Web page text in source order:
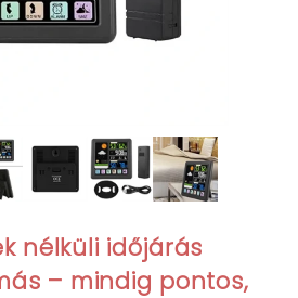
nélküli időjárás
– mindig pontos,